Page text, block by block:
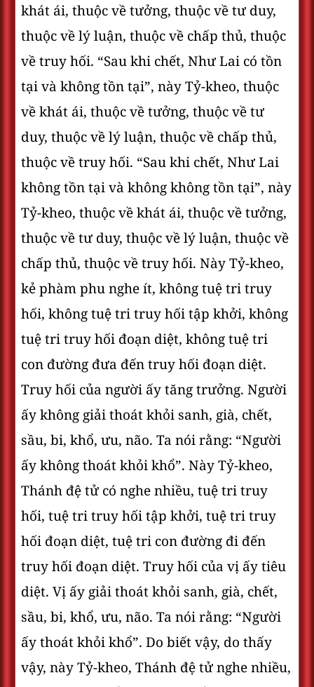
khát ái, thuộc về tưởng, thuộc về tư duy,
thuộc về lý luận, thuộc về chấp thủ, thuộc
về truy hối. “Sau khi chết, Như Lai có tồn
tại và không tồn tại”, này Tỷ-kheo, thuộc
về khát ái, thuộc về tưởng, thuộc về tư
duy, thuộc về lý luận, thuộc về chấp thủ,
thuộc về truy hối. “Sau khi chết, Như Lai
không tồn tại và không không tồn tại”, này
Tỷ-kheo, thuộc về khát ái, thuộc về tưởng,
thuộc về tư duy, thuộc về lý luận, thuộc về
chấp thủ, thuộc về truy hối. Này Tỷ-kheo,
kẻ phàm phu nghe ít, không tuệ tri truy
hối, không tuệ tri truy hối tập khởi, không
tuệ tri truy hối đoạn diệt, không tuệ tri
con đường đưa đến truy hối đoạn diệt.
Truy hối của người ấy tăng trưởng. Người
ấy không giải thoát khỏi sanh, già, chết,
sầu, bi, khổ, ưu, não. Ta nói rằng: “Người
ấy không thoát khỏi khổ”. Này Tỷ-kheo,
Thánh đệ tử có nghe nhiều, tuệ tri truy
hối, tuệ tri truy hối tập khởi, tuệ tri truy
hối đoạn diệt, tuệ tri con đường đi đến
truy hối đoạn diệt. Truy hối của vị ấy tiêu
diệt. Vị ấy giải thoát khỏi sanh, già, chết,
sầu, bi, khổ, ưu, não. Ta nói rằng: “Người
ấy thoát khỏi khổ”. Do biết vậy, do thấy
vậy, này Tỷ-kheo, Thánh đệ tử nghe nhiều,